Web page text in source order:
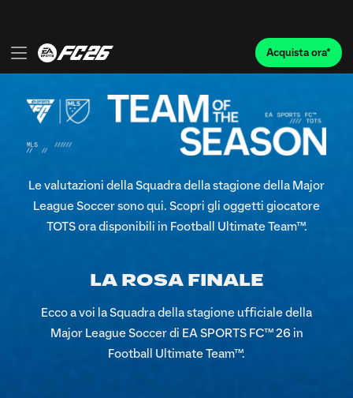
Le valutazioni della Squadra della stagione della Major
League Soccer sono qui. Scopri gli oggetti giocatore
TOTS ora disponibili in Football Ultimate Team™.
LA ROSA FINALE
Ecco a voi la Squadra della stagione ufficiale della
Major League Soccer di EA SPORTS FC™ 26 in
Football Ultimate Team™.